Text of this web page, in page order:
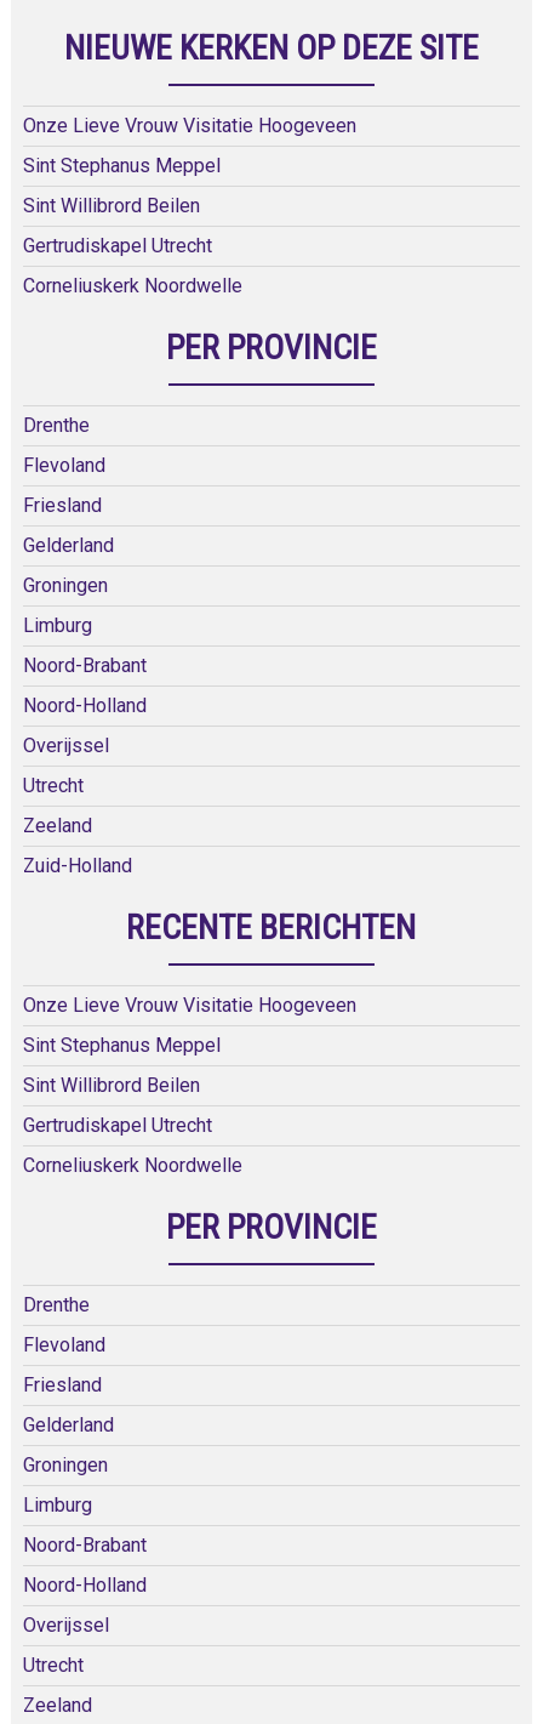
NIEUWE KERKEN OP DEZE SITE
Onze Lieve Vrouw Visitatie Hoogeveen
Sint Stephanus Meppel
Sint Willibrord Beilen
Gertrudiskapel Utrecht
Corneliuskerk Noordwelle
PER PROVINCIE
Drenthe
Flevoland
Friesland
Gelderland
Groningen
Limburg
Noord-Brabant
Noord-Holland
Overijssel
Utrecht
Zeeland
Zuid-Holland
RECENTE BERICHTEN
Onze Lieve Vrouw Visitatie Hoogeveen
Sint Stephanus Meppel
Sint Willibrord Beilen
Gertrudiskapel Utrecht
Corneliuskerk Noordwelle
PER PROVINCIE
Drenthe
Flevoland
Friesland
Gelderland
Groningen
Limburg
Noord-Brabant
Noord-Holland
Overijssel
Utrecht
Zeeland